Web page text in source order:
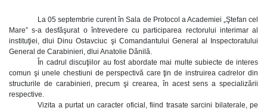
La 05 septembrie curent în Sala de Protocol a Academiei „Ştefan cel
Mare” s-a desfăşurat o întrevedere cu participarea rectorului interimar al
instituţiei, dlui Dinu Ostavciuc şi Comandantului General al Inspectoratului
General de Carabinieri, dlui Anatolie Dănilă.
În cadrul discuţiilor au fost abordate mai multe subiecte de interes
comun şi unele chestiuni de perspectivă care ţin de instruirea cadrelor din
structurile de carabinieri, precum şi crearea, în acest sens a specializării
respective.
Vizita a purtat un caracter oficial, fiind trasate sarcini bilaterale, pe